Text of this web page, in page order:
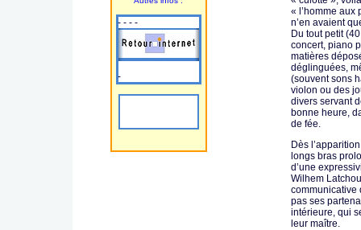
- - - -
-
« l’homme aux
n’en avaient
Du tout petit
concert, piano
matières
déglinguées,
(souvent sons
violon ou des
divers servant
bonne heure,
de fée.
Dès
longs bras
d’une
Wilhem
communicative
pas ses
intérieure, qui
leur maître.